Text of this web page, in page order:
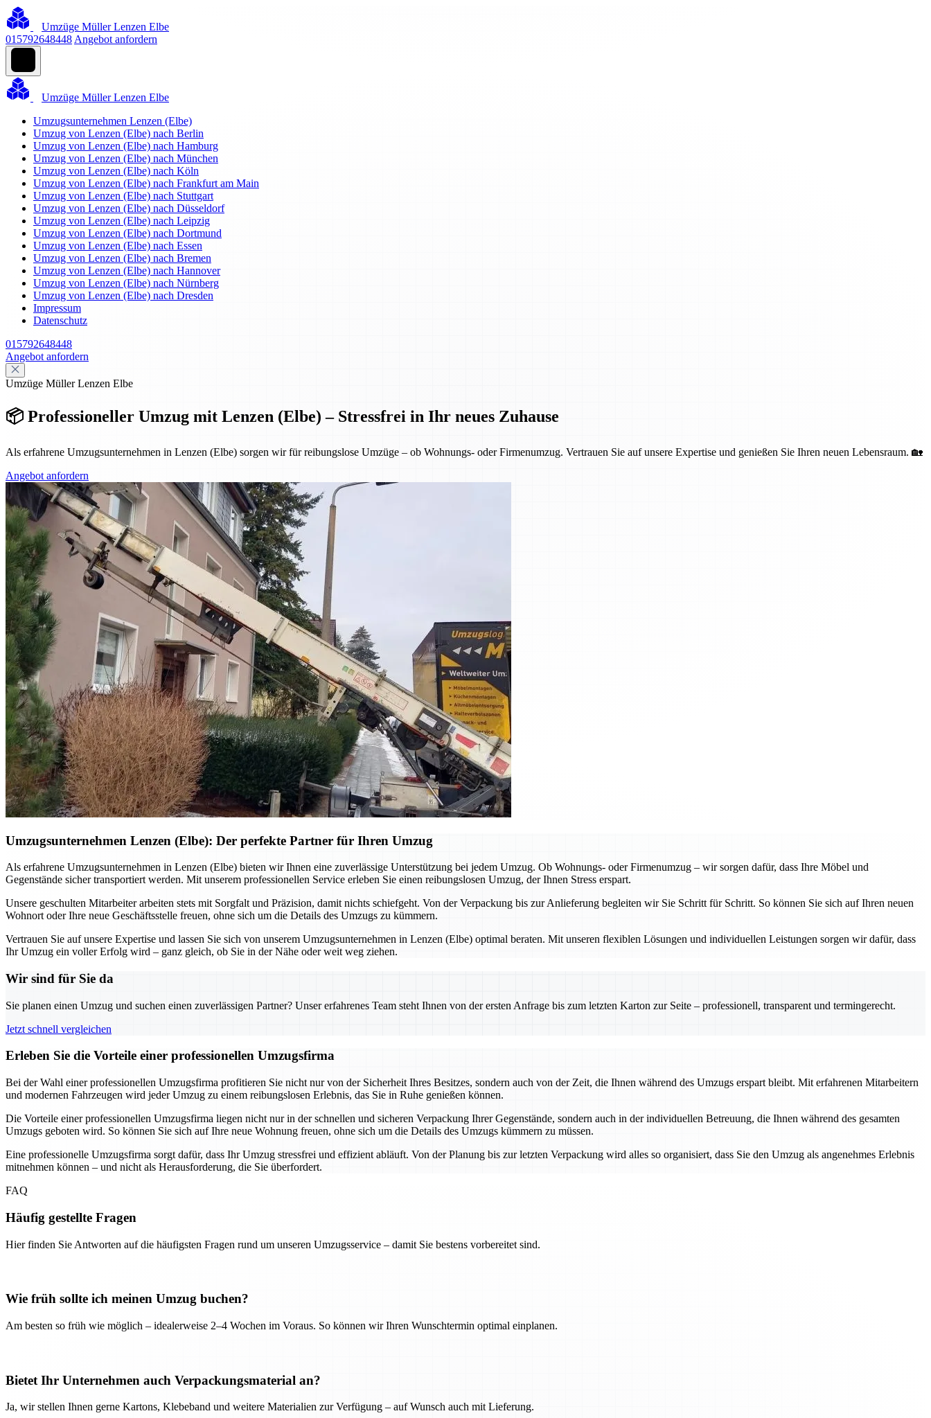
Umzüge Müller Lenzen Elbe
015792648448 Angebot anfordern
Umzüge Müller Lenzen Elbe
Umzugsunternehmen Lenzen (Elbe)
Umzug von Lenzen (Elbe) nach Berlin
Umzug von Lenzen (Elbe) nach Hamburg
Umzug von Lenzen (Elbe) nach München
Umzug von Lenzen (Elbe) nach Köln
Umzug von Lenzen (Elbe) nach Frankfurt am Main
Umzug von Lenzen (Elbe) nach Stuttgart
Umzug von Lenzen (Elbe) nach Düsseldorf
Umzug von Lenzen (Elbe) nach Leipzig
Umzug von Lenzen (Elbe) nach Dortmund
Umzug von Lenzen (Elbe) nach Essen
Umzug von Lenzen (Elbe) nach Bremen
Umzug von Lenzen (Elbe) nach Hannover
Umzug von Lenzen (Elbe) nach Nürnberg
Umzug von Lenzen (Elbe) nach Dresden
Impressum
Datenschutz
015792648448
Angebot anfordern
Umzüge Müller Lenzen Elbe
📦 Professioneller Umzug mit Lenzen (Elbe) – Stressfrei in Ihr neues Zuhause
Als erfahrene Umzugsunternehmen in Lenzen (Elbe) sorgen wir für reibungslose Umzüge – ob Wohnungs- oder Firmenumzug. Vertrauen Sie auf unsere Expertise und genießen Sie Ihren neuen Lebensraum. 🏡
Angebot anfordern
Umzugsunternehmen Lenzen (Elbe): Der perfekte Partner für Ihren Umzug
Als erfahrene Umzugsunternehmen in Lenzen (Elbe) bieten wir Ihnen eine zuverlässige Unterstützung bei jedem Umzug. Ob Wohnungs- oder Firmenumzug – wir sorgen dafür, dass Ihre Möbel und
Gegenstände sicher transportiert werden. Mit unserem professionellen Service erleben Sie einen reibungslosen Umzug, der Ihnen Stress erspart.
Unsere geschulten Mitarbeiter arbeiten stets mit Sorgfalt und Präzision, damit nichts schiefgeht. Von der Verpackung bis zur Anlieferung begleiten wir Sie Schritt für Schritt. So können Sie sich auf Ihren neuen
Wohnort oder Ihre neue Geschäftsstelle freuen, ohne sich um die Details des Umzugs zu kümmern.
Vertrauen Sie auf unsere Expertise und lassen Sie sich von unserem Umzugsunternehmen in Lenzen (Elbe) optimal beraten. Mit unseren flexiblen Lösungen und individuellen Leistungen sorgen wir dafür, dass
Ihr Umzug ein voller Erfolg wird – ganz gleich, ob Sie in der Nähe oder weit weg ziehen.
Wir sind für Sie da
Sie planen einen Umzug und suchen einen zuverlässigen Partner? Unser erfahrenes Team steht Ihnen von der ersten Anfrage bis zum letzten Karton zur Seite – professionell, transparent und termingerecht.
Jetzt schnell vergleichen
Erleben Sie die Vorteile einer professionellen Umzugsfirma
Bei der Wahl einer professionellen Umzugsfirma profitieren Sie nicht nur von der Sicherheit Ihres Besitzes, sondern auch von der Zeit, die Ihnen während des Umzugs erspart bleibt. Mit erfahrenen Mitarbeitern
und modernen Fahrzeugen wird jeder Umzug zu einem reibungslosen Erlebnis, das Sie in Ruhe genießen können.
Die Vorteile einer professionellen Umzugsfirma liegen nicht nur in der schnellen und sicheren Verpackung Ihrer Gegenstände, sondern auch in der individuellen Betreuung, die Ihnen während des gesamten
Umzugs geboten wird. So können Sie sich auf Ihre neue Wohnung freuen, ohne sich um die Details des Umzugs kümmern zu müssen.
Eine professionelle Umzugsfirma sorgt dafür, dass Ihr Umzug stressfrei und effizient abläuft. Von der Planung bis zur letzten Verpackung wird alles so organisiert, dass Sie den Umzug als angenehmes Erlebnis
mitnehmen können – und nicht als Herausforderung, die Sie überfordert.
FAQ
Häufig gestellte Fragen
Hier finden Sie Antworten auf die häufigsten Fragen rund um unseren Umzugsservice – damit Sie bestens vorbereitet sind.
Wie früh sollte ich meinen Umzug buchen?
Am besten so früh wie möglich – idealerweise 2–4 Wochen im Voraus. So können wir Ihren Wunschtermin optimal einplanen.
Bietet Ihr Unternehmen auch Verpackungsmaterial an?
Ja, wir stellen Ihnen gerne Kartons, Klebeband und weitere Materialien zur Verfügung – auf Wunsch auch mit Lieferung.